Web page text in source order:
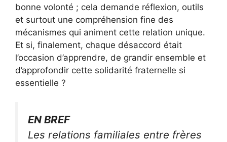
bonne volonté ; cela demande réflexion, outils
et surtout une compréhension fine des
mécanismes qui animent cette relation unique.
Et si, finalement, chaque désaccord était
l’occasion d’apprendre, de grandir ensemble et
d’approfondir cette solidarité fraternelle si
essentielle ?
EN BREF
Les relations familiales entre frères